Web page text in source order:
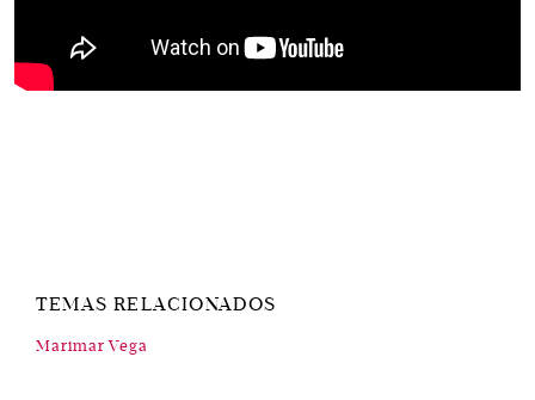
TEMAS RELACIONADOS
Marimar Vega